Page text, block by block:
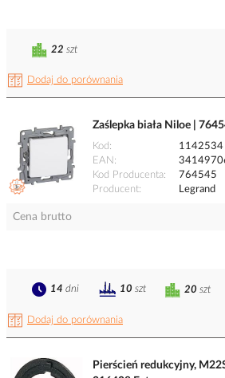
Dodaj do porównania
22 szt
Zaślepka biała Niloe |
Kod
1142534
EAN
Kod Producenta
764545
Producent
Legrand
Cena brutto
Dodaj do porównania
20 szt
14 dni 10 szt
Pierścień redukcyjny,